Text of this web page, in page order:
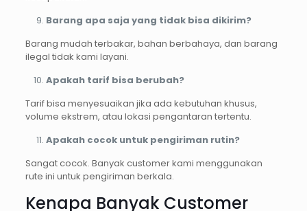
Barang apa saja yang tidak bisa dikirim?
Barang mudah terbakar, bahan berbahaya, dan barang
ilegal tidak kami layani.
Apakah tarif bisa berubah?
Tarif bisa menyesuaikan jika ada kebutuhan khusus,
volume ekstrem, atau lokasi pengantaran tertentu.
Apakah cocok untuk pengiriman rutin?
Sangat cocok. Banyak customer kami menggunakan
rute ini untuk pengiriman berkala.
Kenapa Banyak Customer